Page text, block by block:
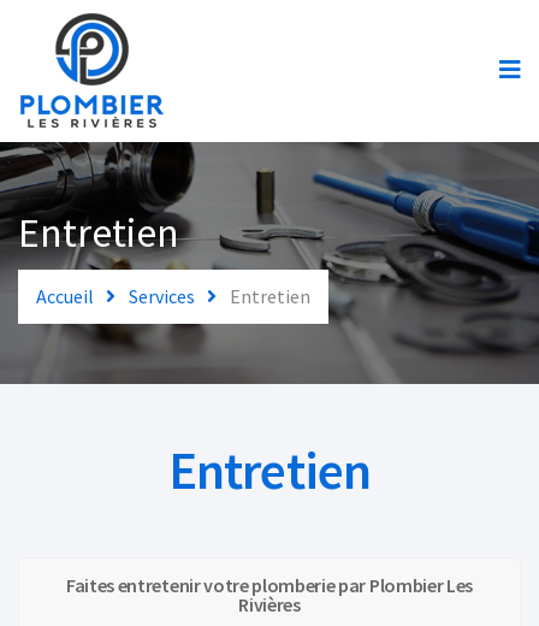
Accueil
Urgences
Services
Plomberie
Soumission
Entretien
Accueil Services Entretien
Entretien
Faites entretenir votre plomberie par Plombier Les
Rivières